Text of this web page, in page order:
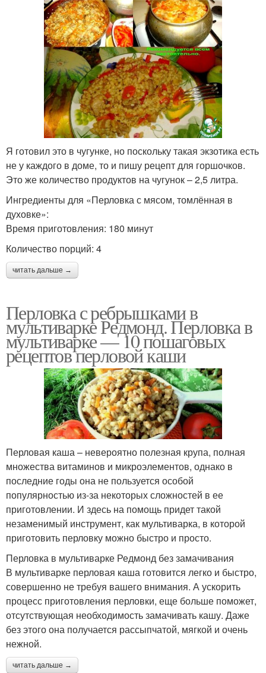
Я готовил это в чугунке, но поскольку такая экзотика есть
не у каждого в доме, то и пишу рецепт для горшочков.
Это же количество продуктов на чугунок – 2,5 литра.
Ингредиенты для «Перловка с мясом, томлённая в
духовке»:
Время приготовления: 180 минут
Количество порций: 4
читать дальше →
Перловка с ребрышками в
мультиварке Редмонд. Перловка в
мультиварке — 10 пошаговых
рецептов перловой каши
Перловая каша – невероятно полезная крупа, полная
множества витаминов и микроэлементов, однако в
последние годы она не пользуется особой
популярностью из-за некоторых сложностей в ее
приготовлении. И здесь на помощь придет такой
незаменимый инструмент, как мультиварка, в которой
приготовить перловку можно быстро и просто.
Перловка в мультиварке Редмонд без замачивания
В мультиварке перловая каша готовится легко и быстро,
совершенно не требуя вашего внимания. А ускорить
процесс приготовления перловки, еще больше поможет,
отсутствующая необходимость замачивать кашу. Даже
без этого она получается рассыпчатой, мягкой и очень
нежной.
читать дальше →